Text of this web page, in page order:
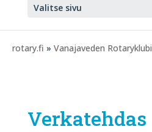
Valitse sivu
rotary.fi » Vanajaveden Rotaryklubi
Verkatehdas